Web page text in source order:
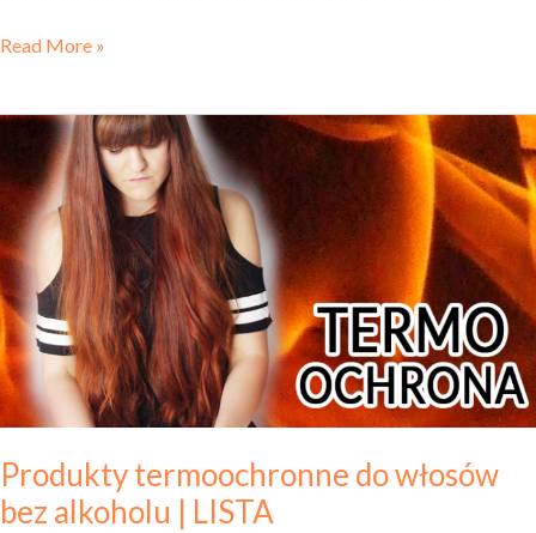
Read More »
Produkty termoochronne do włosów
bez alkoholu | LISTA
Produkty
termoochronne
do włosów
bez alkoholu
|
LISTA